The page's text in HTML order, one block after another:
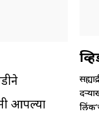
आपल्या